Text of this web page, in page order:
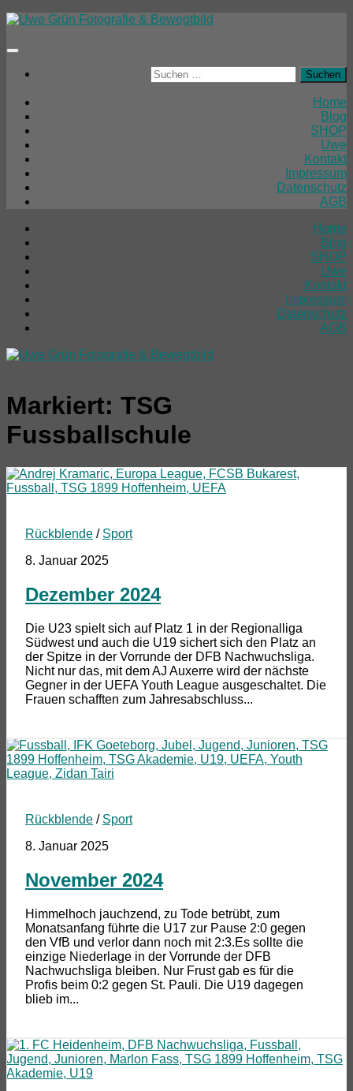
Unter
Inhalt
Suchen
nach:
Home
Blog
SHOP
Uwe
Kontakt
Impressum
Datenschutz
AGB
Home
Blog
SHOP
Uwe
Kontakt
Impressum
Datenschutz
AGB
Markiert: TSG
Fussballschule
Rückblende / Sport
8. Januar 2025
Dezember 2024
Die U23 spielt sich auf Platz 1 in der Regionalliga
Südwest und auch die U19 sichert sich den Platz an
der Spitze in der Vorrunde der DFB Nachwuchsliga.
Nicht nur das, mit dem AJ Auxerre wird der nächste
Gegner in der UEFA Youth League ausgeschaltet. Die
Frauen schafften zum Jahresabschluss...
Rückblende / Sport
8. Januar 2025
November 2024
Himmelhoch jauchzend, zu Tode betrübt, zum
Monatsanfang führte die U17 zur Pause 2:0 gegen
den VfB und verlor dann noch mit 2:3.Es sollte die
einzige Niederlage in der Vorrunde der DFB
Nachwuchsliga bleiben. Nur Frust gab es für die
Profis beim 0:2 gegen St. Pauli. Die U19 dagegen
blieb im...